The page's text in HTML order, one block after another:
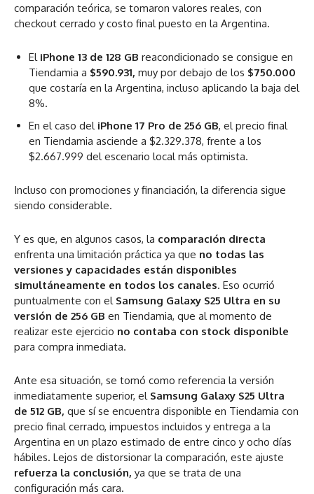
comparación teórica, se tomaron valores reales, con
checkout cerrado y costo final puesto en la Argentina.
El iPhone 13 de 128 GB reacondicionado se consigue en
Tiendamia a $590.931, muy por debajo de los $750.000
que costaría en la Argentina, incluso aplicando la baja del
8%.
En el caso del iPhone 17 Pro de 256 GB, el precio final
en Tiendamia asciende a $2.329.378, frente a los
$2.667.999 del escenario local más optimista.
Incluso con promociones y financiación, la diferencia sigue
siendo considerable.
Y es que, en algunos casos, la comparación directa
enfrenta una limitación práctica ya que no todas las
versiones y capacidades están disponibles
simultáneamente en todos los canales. Eso ocurrió
puntualmente con el Samsung Galaxy S25 Ultra en su
versión de 256 GB en Tiendamia, que al momento de
realizar este ejercicio no contaba con stock disponible
para compra inmediata.
Ante esa situación, se tomó como referencia la versión
inmediatamente superior, el Samsung Galaxy S25 Ultra
de 512 GB, que sí se encuentra disponible en Tiendamia con
precio final cerrado, impuestos incluidos y entrega a la
Argentina en un plazo estimado de entre cinco y ocho días
hábiles. Lejos de distorsionar la comparación, este ajuste
refuerza la conclusión, ya que se trata de una
configuración más cara.